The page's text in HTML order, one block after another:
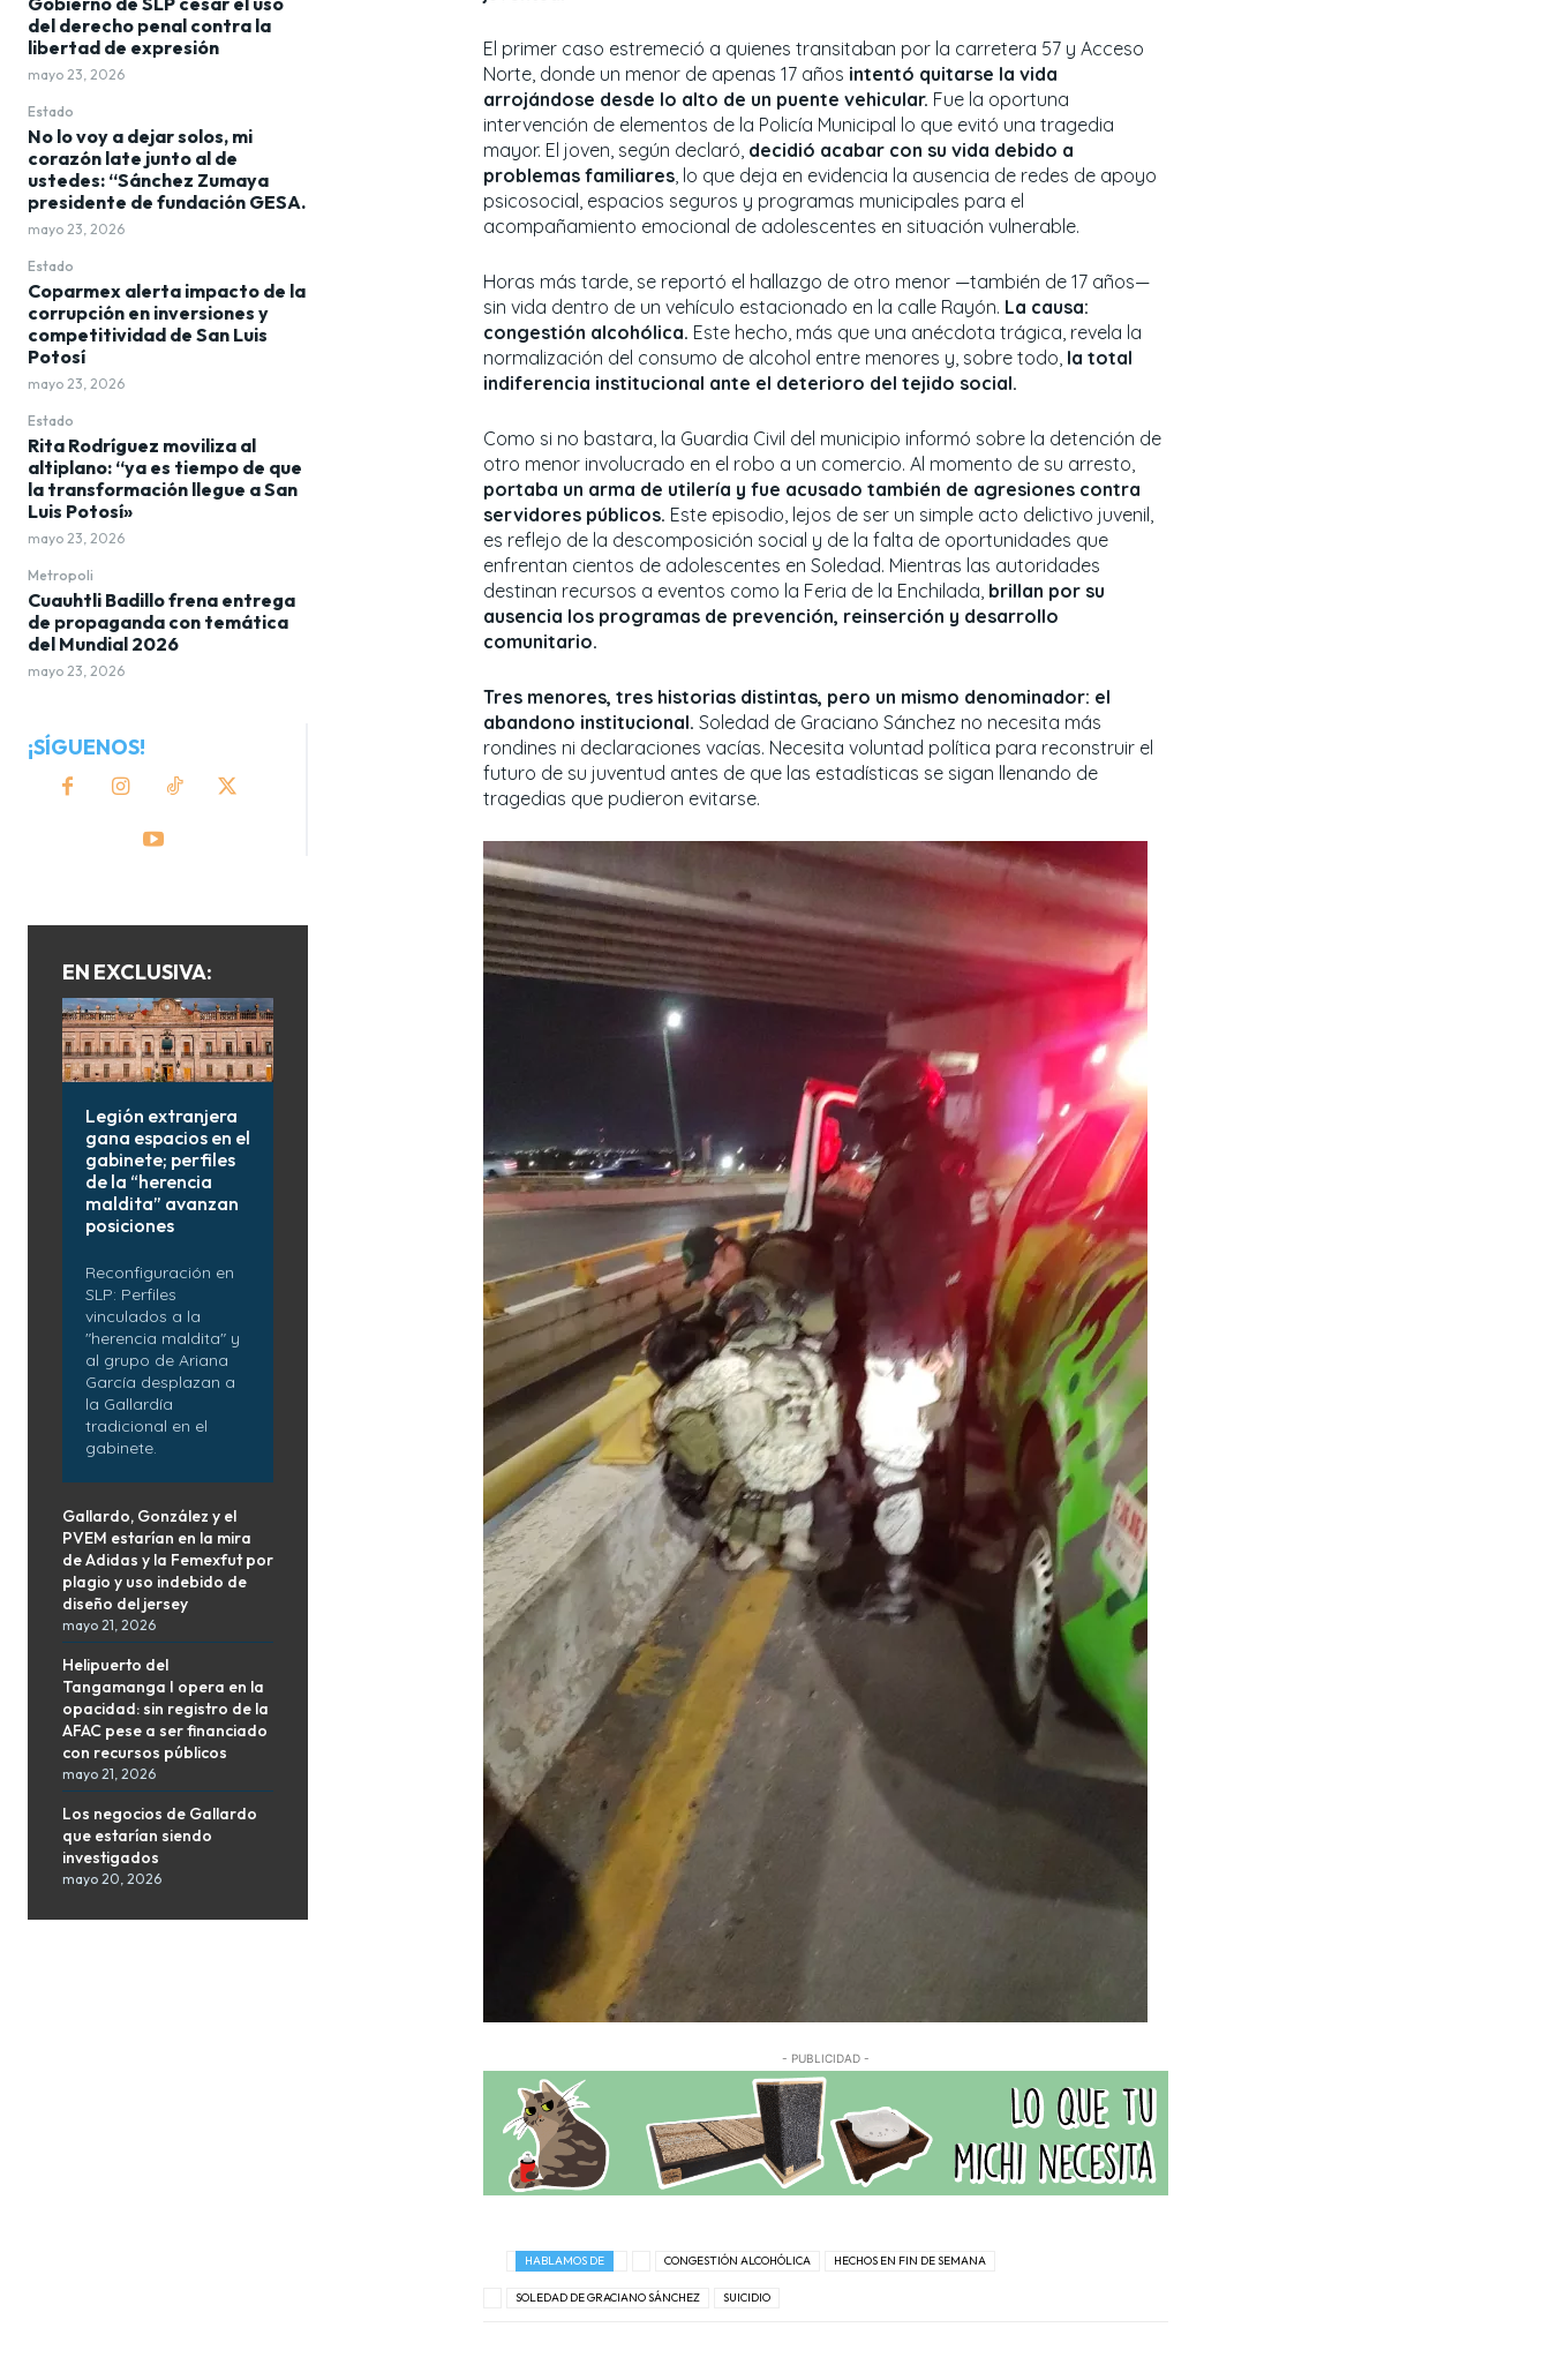
del derecho penal contra la
libertad de expresión
mayo 23, 2026
Estado
No lo voy a dejar solos, mi
corazón late junto al de
ustedes: “Sánchez Zumaya
presidente de fundación GESA.
mayo 23, 2026
Estado
Coparmex alerta impacto de la
corrupción en inversiones y
competitividad de San Luis
Potosí
mayo 23, 2026
Estado
Rita Rodríguez moviliza al
altiplano: “ya es tiempo de que
la transformación llegue a San
Luis Potosí»
mayo 23, 2026
Metropoli
Cuauhtli Badillo frena entrega
de propaganda con temática
del Mundial 2026
mayo 23, 2026
¡SÍGUENOS!
EN EXCLUSIVA:
Legión extranjera
gana espacios en el
gabinete; perfiles
de la “herencia
maldita” avanzan
posiciones
Reconfiguración en
SLP: Perfiles
vinculados a la
"herencia maldita" y
al grupo de Ariana
García desplazan a
la Gallardía
tradicional en el
gabinete.
Gallardo, González y el
PVEM estarían en la mira
de Adidas y la Femexfut por
plagio y uso indebido de
diseño del jersey
mayo 21, 2026
Helipuerto del
Tangamanga I opera en la
opacidad: sin registro de la
AFAC pese a ser financiado
con recursos públicos
mayo 21, 2026
Los negocios de Gallardo
que estarían siendo
investigados
mayo 20, 2026
El primer caso estremeció a quienes transitaban por la carretera 57 y Acceso
Norte, donde un menor de apenas 17 años intentó quitarse la vida
arrojándose desde lo alto de un puente vehicular. Fue la oportuna
intervención de elementos de la Policía Municipal lo que evitó una tragedia
mayor. El joven, según declaró, decidió acabar con su vida debido a
problemas familiares, lo que deja en evidencia la ausencia de redes de apoyo
psicosocial, espacios seguros y programas municipales para el
acompañamiento emocional de adolescentes en situación vulnerable.
Horas más tarde, se reportó el hallazgo de otro menor —también de 17 años—
sin vida dentro de un vehículo estacionado en la calle Rayón. La causa:
congestión alcohólica. Este hecho, más que una anécdota trágica, revela la
normalización del consumo de alcohol entre menores y, sobre todo, la total
indiferencia institucional ante el deterioro del tejido social.
Como si no bastara, la Guardia Civil del municipio informó sobre la detención de
otro menor involucrado en el robo a un comercio. Al momento de su arresto,
portaba un arma de utilería y fue acusado también de agresiones contra
servidores públicos. Este episodio, lejos de ser un simple acto delictivo juvenil,
es reflejo de la descomposición social y de la falta de oportunidades que
enfrentan cientos de adolescentes en Soledad. Mientras las autoridades
destinan recursos a eventos como la Feria de la Enchilada, brillan por su
ausencia los programas de prevención, reinserción y desarrollo
comunitario.
Tres menores, tres historias distintas, pero un mismo denominador: el
abandono institucional. Soledad de Graciano Sánchez no necesita más
rondines ni declaraciones vacías. Necesita voluntad política para reconstruir el
futuro de su juventud antes de que las estadísticas se sigan llenando de
tragedias que pudieron evitarse.
- PUBLICIDAD -
HABLAMOS DE CONGESTIÓN ALCOHÓLICA HECHOS EN FIN DE SEMANA
SOLEDAD DE GRACIANO SÁNCHEZ SUICIDIO